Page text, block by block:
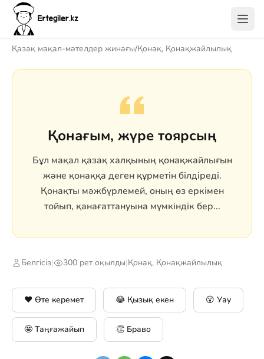
Қазақ мақал-мәтелдер жинағы/Қонақ, Қонақжайлылық
Қонағым, жүре тоярсың
Бұл мақал қазақ халқының қонақжайлығын
және қонаққа деген құрметін білдіреді.
Қонақты мәжбүрлемей, оның өз еркімен
тойып, қанағаттануына мүмкіндік бер...
Белгісіз| 300 рет оқылды|Қонақ, Қонақжайлылық
❤️ Өте керемет 😂 Қызық екен 😮 Уау
🤩 Таңғажайып 👏 Браво